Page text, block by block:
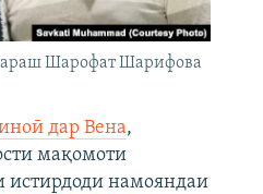
Шарофат Шарифова
дар Вена,
мақомоти
истирдоди намояндаи